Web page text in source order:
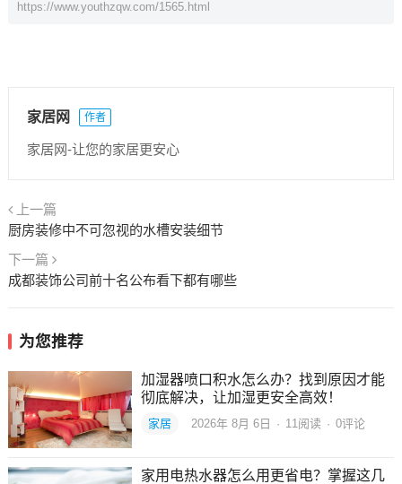
https://www.youthzqw.com/1565.html
家居网 作者
家居网-让您的家居更安心
上一篇
厨房装修中不可忽视的水槽安装细节
下一篇
成都装饰公司前十名公布看下都有哪些
为您推荐
加湿器喷口积水怎么办？找到原因才能
彻底解决，让加湿更安全高效！
家居 2026年 8月 6日 · 11 阅读 · 0评论
家用电热水器怎么用更省电？掌握这几